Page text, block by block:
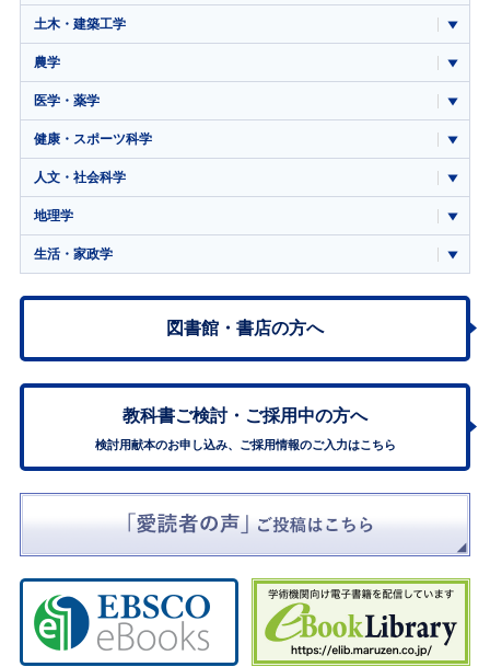
土木・建築工学
農学
医学・薬学
健康・スポーツ科学
人文・社会科学
地理学
生活・家政学
図書館・書店の方へ
教科書ご検討・ ご採用中の方へ
検討用献本のお申し込み、ご採用情報のご入力はこちら